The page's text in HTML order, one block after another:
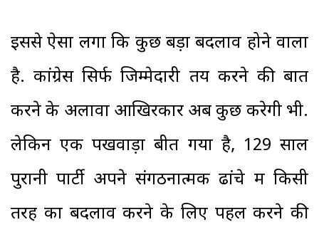
इससे ऐसा लगा कि कुछ बड़ा बदलाव होने वाला
है. कांग्रेस सिर्फ जिम्मेदारी तय करने की बात
करने के अलावा आखिरकार अब कुछ करेगी भी.
लेकिन एक पखवाड़ा बीत गया है, 129 साल
पुरानी पार्टी अपने संगठनात्मक ढांचे में किसी
तरह का बदलाव करने के लिए पहल करने की